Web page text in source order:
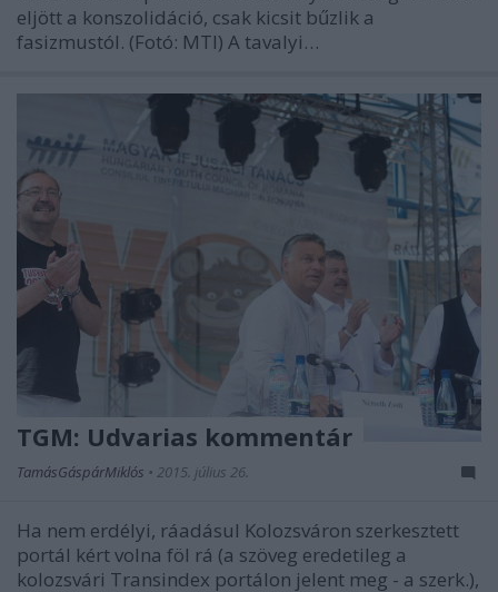
eljött a konszolidáció, csak kicsit bűzlik a
fasizmustól. (Fotó: MTI) A tavalyi…
TGM: Udvarias kommentár
TamásGáspárMiklós • 2015. július 26.
Ha nem erdélyi, ráadásul Kolozsváron szerkesztett
portál kért volna föl rá (a szöveg eredetileg a
kolozsvári Transindex portálon jelent meg - a szerk.),